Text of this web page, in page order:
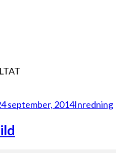
september, 2014Inredning